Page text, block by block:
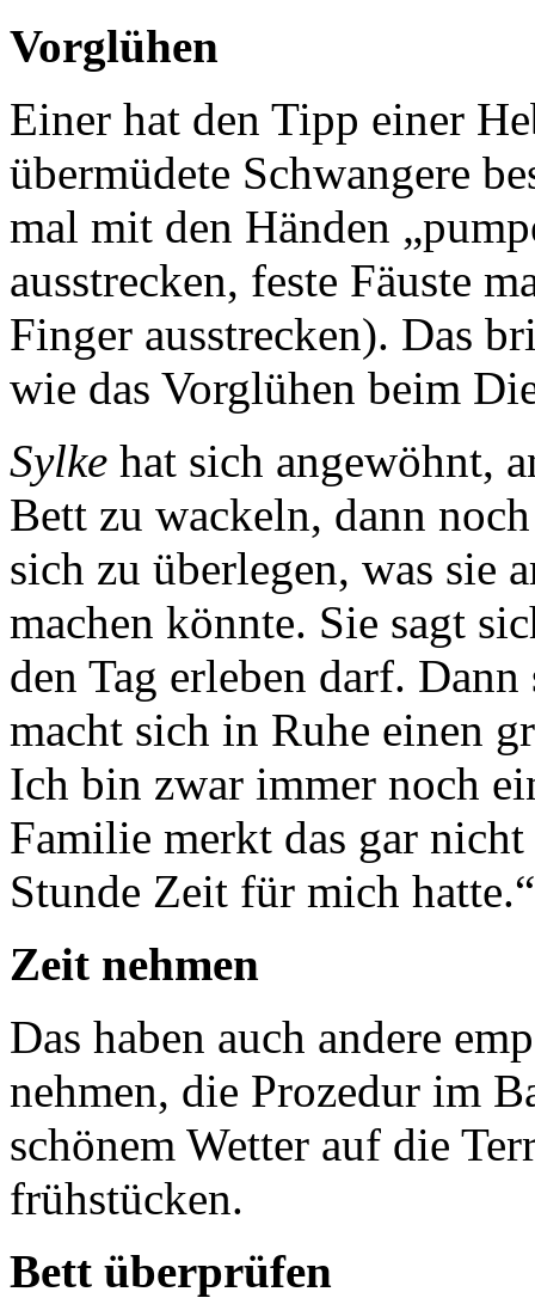
Vorglühen
Einer hat den Tipp einer
übermüdete Schwangere
mal mit den Händen
ausstrecken, feste Fäuste
Finger ausstrecken). Das
wie das Vorglühen beim
Sylke hat sich angewöhnt,
Bett zu wackeln, dann
sich zu überlegen, was sie
machen könnte. Sie sagt
den Tag erleben darf.
macht sich in Ruhe einen
Ich bin zwar immer noch
Familie merkt das gar
Stunde Zeit für mich hatte.“
Zeit nehmen
Das haben auch andere
nehmen, die Prozedur im
schönem Wetter auf die
frühstücken.
Bett überprüfen